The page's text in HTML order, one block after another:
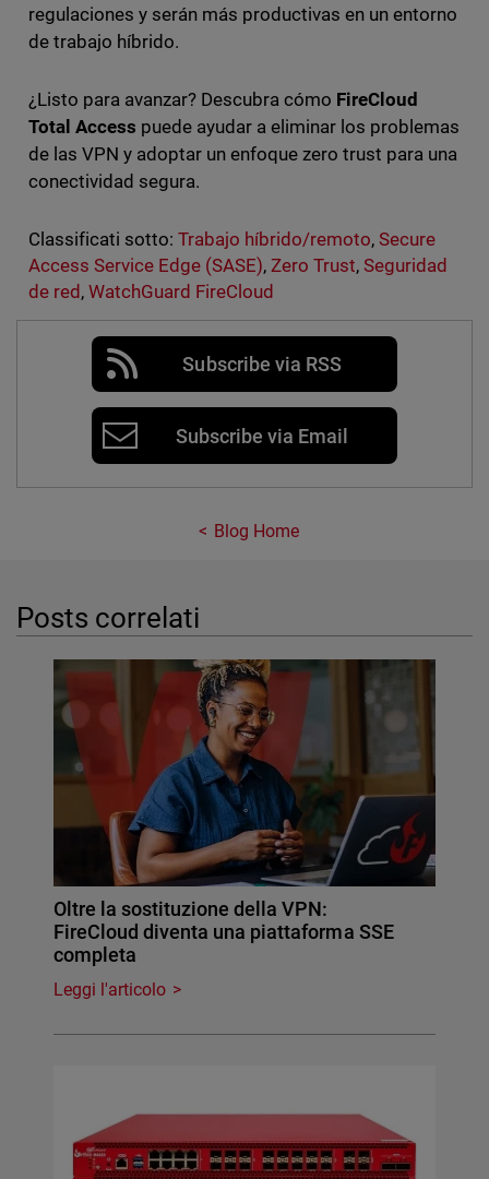
regulaciones y serán más productivas en un entorno
de trabajo híbrido.
¿Listo para avanzar? Descubra cómo FireCloud
Total Access puede ayudar a eliminar los problemas
de las VPN y adoptar un enfoque zero trust para una
conectividad segura.
Classificati sotto: Trabajo híbrido/remoto,Secure
Access Service Edge (SASE), Zero Trust,Seguridad
de red, WatchGuard FireCloud
Subscribe via RSS
Subscribe via Email
Blog Home
Posts correlati
Oltre la sostituzione della VPN:
FireCloud diventa una piattaforma SSE
completa
Leggi l'articolo